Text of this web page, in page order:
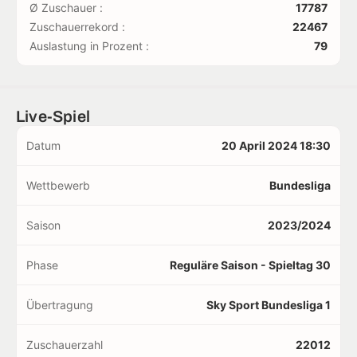
Ø Zuschauer :
17787
Zuschauerrekord :
22467
Auslastung in Prozent :
79
Live-Spiel
Datum 20 April 2024 18:30
Wettbewerb Bundesliga
Saison 2023/2024
Phase Reguläre Saison - Spieltag 30
Übertragung Sky Sport Bundesliga 1
Zuschauerzahl 22012